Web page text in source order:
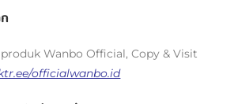
Wanbo Official, Copy & Visit
officialwanbo.id